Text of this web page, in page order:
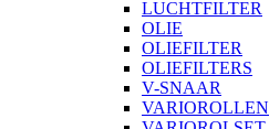
LUCHTFILTER
OLIE
OLIEFILTER
OLIEFILTERS
V-SNAAR
VARIOROLLEN